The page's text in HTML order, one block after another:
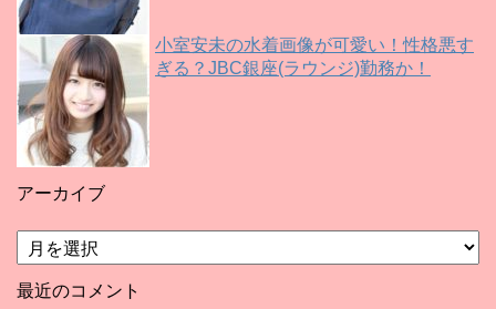
小室安未の水着画像が可愛い！性格悪す
ぎる？JBC銀座(ラウンジ)勤務か！
アーカイブ
ア
ー
カ
最近のコメント